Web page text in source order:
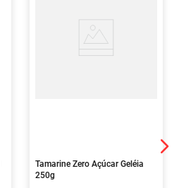
Tamarine Zero Açúcar Geléia
250g